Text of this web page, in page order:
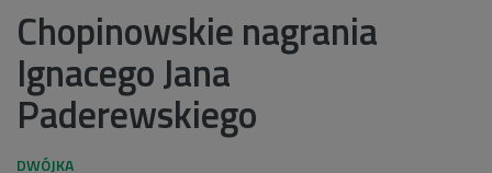
Chopinowskie nagrania
Ignacego Jana
Paderewskiego